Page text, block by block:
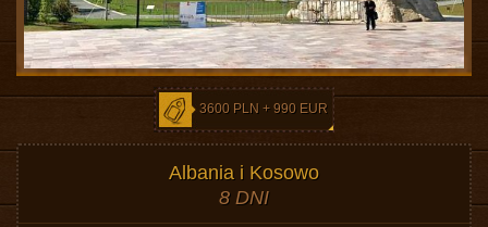
3600 PLN + 990 EUR
Albania i Kosowo
8 DNI